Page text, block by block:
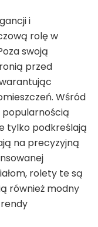
i
rolę w
swoją
przed
Wśród
popularnością
tylko podkreślają
na precyzyjną
rolety te są
również modny